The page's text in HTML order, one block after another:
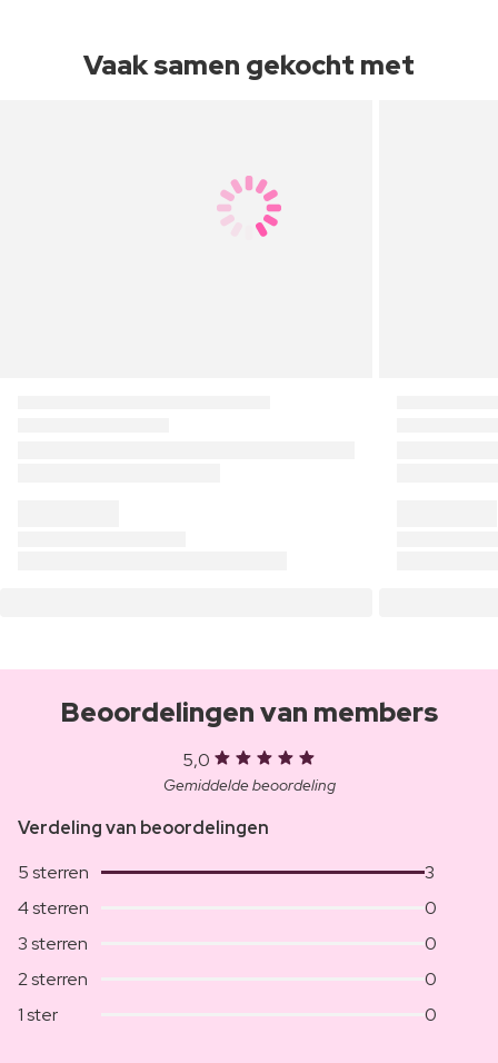
Vaak samen gekocht met
Beoordelingen van members
5,0
Gemiddelde beoordeling
Verdeling van beoordelingen
5 sterren
3
4 sterren
0
3 sterren
0
2 sterren
0
1 ster
0